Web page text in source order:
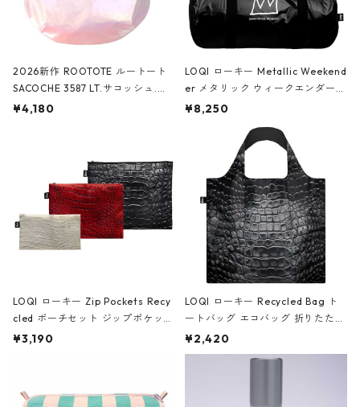
2026新作 ROOTOTE ルートート
SACOCHE 3587 LT.サコッシュ.ル
ミエ-B ショルダーバッグ グロスピ
¥4,180
LOQI ローキー Metallic Weekend
er メタリック ウィークエンダー
ボストンバッグ ショルダーバッグ
Black ジャン=ミッシェル・バスキ
ア/クラウン ブラック
¥8,250
LOQI ローキー Zip Pockets Recy
cled ポーチセット ジップポケット
ファスナーポーチ 撥水加工 トラベ
ーガンディー、オフホワイト
¥3,190
LOQI ローキー Recycled Bag ト
ートバッグ エコバッグ 折りたたみ
大きめ 撥水加工 収納ポーチ CRO
CODILE/Black クロコダイル/ブラ
¥2,420